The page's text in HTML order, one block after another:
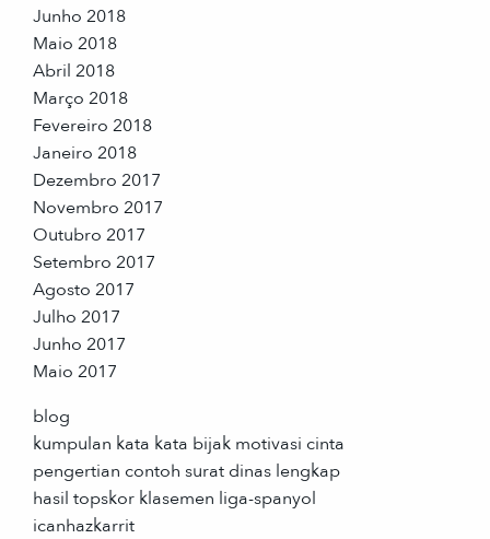
Junho 2018
Maio 2018
Abril 2018
Março 2018
Fevereiro 2018
Janeiro 2018
Dezembro 2017
Novembro 2017
Outubro 2017
Setembro 2017
Agosto 2017
Julho 2017
Junho 2017
Maio 2017
blog
kumpulan kata kata bijak motivasi cinta
pengertian contoh surat dinas lengkap
hasil topskor klasemen liga-spanyol
icanhazkarrit